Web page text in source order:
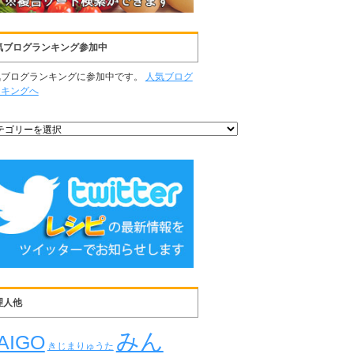
ブログランキング参加中
ログランキングに参加中です。
人気ブログ
ングへ
人他
きじまりゅうた みん